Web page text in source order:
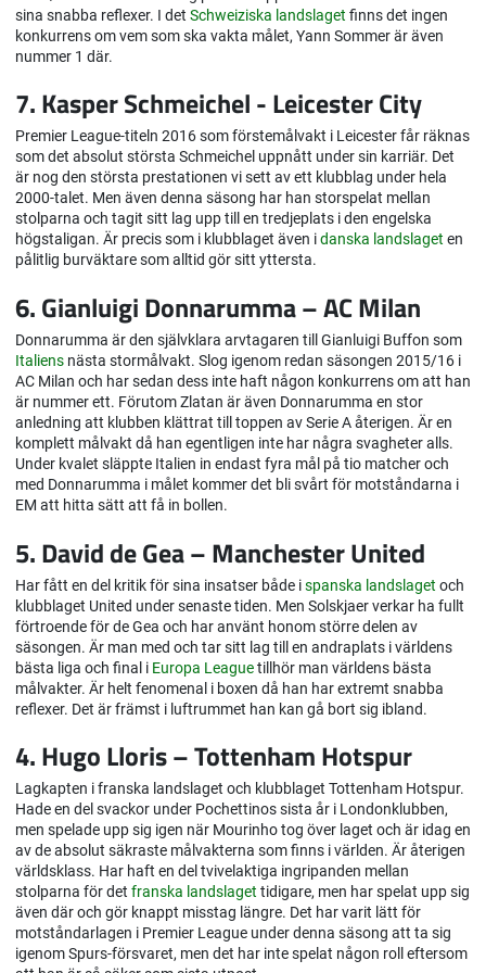
sina snabba reflexer. I det Schweiziska landslaget finns det ingen
konkurrens om vem som ska vakta målet, Yann Sommer är även
nummer 1 där.
7. Kasper Schmeichel - Leicester City
Premier League-titeln 2016 som förstemålvakt i Leicester får räknas
som det absolut största Schmeichel uppnått under sin karriär. Det
är nog den största prestationen vi sett av ett klubblag under hela
2000-talet. Men även denna säsong har han storspelat mellan
stolparna och tagit sitt lag upp till en tredjeplats i den engelska
högstaligan. Är precis som i klubblaget även idanska landslaget en
pålitlig burväktare som alltid gör sitt yttersta.
6. Gianluigi Donnarumma – AC Milan
Donnarumma är den självklara arvtagaren till Gianluigi Buffon som
Italiens nästa stormålvakt. Slog igenom redan säsongen 2015/16 i
AC Milan och har sedan dess inte haft någon konkurrens om att han
är nummer ett. Förutom Zlatan är även Donnarumma en stor
anledning att klubben klättrat till toppen av Serie A återigen. Är en
komplett målvakt då han egentligen inte har några svagheter alls.
Under kvalet släppte Italien in endast fyra mål på tio matcher och
med Donnarumma i målet kommer det bli svårt för motståndarna i
EM att hitta sätt att få in bollen.
5. David de Gea – Manchester United
Har fått en del kritik för sina insatser både ispanska landslaget och
klubblaget United under senaste tiden. Men Solskjaer verkar ha fullt
förtroende för de Gea och har använt honom större delen av
säsongen. Är man med och tar sitt lag till en andraplats i världens
bästa liga och final i Europa Leaguetillhör man världens bästa
målvakter. Är helt fenomenal i boxen då han har extremt snabba
reflexer. Det är främst i luftrummet han kan gå bort sig ibland.
4. Hugo Lloris – Tottenham Hotspur
Lagkapten i franska landslaget och klubblaget Tottenham Hotspur.
Hade en del svackor under Pochettinos sista år i Londonklubben,
men spelade upp sig igen när Mourinho tog över laget och är idag en
av de absolut säkraste målvakterna som finns i världen. Är återigen
världsklass. Har haft en del tvivelaktiga ingripanden mellan
stolparna för det franska landslaget tidigare, men har spelat upp sig
även där och gör knappt misstag längre. Det har varit lätt för
motståndarlagen i Premier League under denna säsong att ta sig
igenom Spurs-försvaret, men det har inte spelat någon roll eftersom